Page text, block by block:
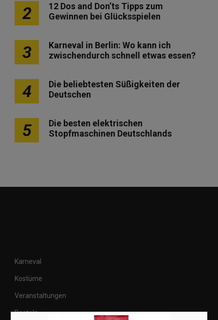
2
12 Dos and Don’ts Tipps zum
Gewinnen bei Glücksspielen
3
Karneval in Berlin: Wo kann ich
zwischendurch schnell etwas essen?
4
Die beliebtesten Süßigkeiten der
Deutschen
5
Die besten elektrischen
Stopfmaschinen Deutschlands
Karneval
Kostüme
Veranstaltungen
Basteln